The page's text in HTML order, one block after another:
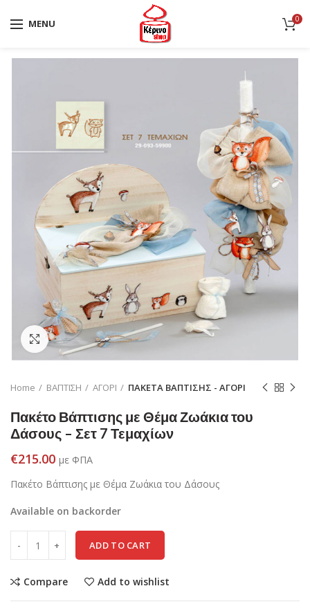
MENU 0
Click to enlarge
Home ΒΑΠΤΙΣΗ ΑΓΟΡΙ ΠΑΚΕΤΑ ΒΑΠΤΙΣΗΣ - ΑΓΟΡΙ
Πακέτο Βάπτισης με Θέμα Ζωάκια του
Δάσους – Σετ 7 Τεμαχίων
€215.00 με ΦΠΑ
Πακέτο Βάπτισης με Θέμα Ζωάκια του Δάσους
Available on backorder
ADD TO CART
Compare Add to wishlist